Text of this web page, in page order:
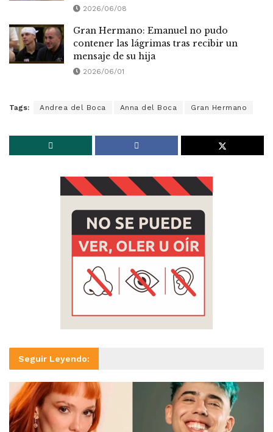
2026/06/08
Gran Hermano: Emanuel no pudo
contener las lágrimas tras recibir un
mensaje de su hija
2026/06/01
Tags: Andrea del Boca Anna del Boca Gran Hermano
Seguir Leyendo: